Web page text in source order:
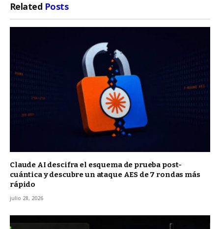
Related Posts
Claude AI descifra el esquema de prueba post-
cuántica y descubre un ataque AES de 7 rondas más
rápido
julio 28, 2026